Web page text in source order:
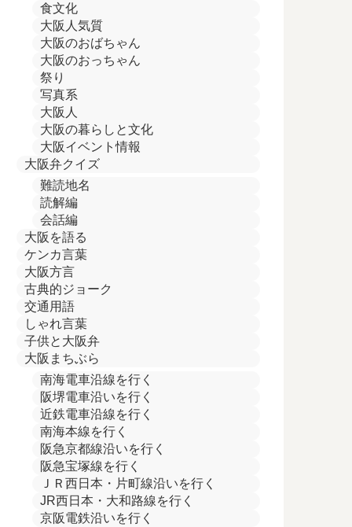
食文化
大阪人気質
大阪のおばちゃん
大阪のおっちゃん
祭り
写真系
大阪人
大阪の暮らしと文化
大阪イベント情報
大阪弁クイズ
難読地名
読解編
会話編
大阪を語る
ケンカ言葉
大阪方言
古典的ジョーク
交通用語
しゃれ言葉
子供と大阪弁
大阪まちぶら
南海電車沿線を行く
阪堺電車沿いを行く
近鉄電車沿線を行く
南海本線を行く
阪急京都線沿いを行く
阪急宝塚線を行く
ＪＲ西日本・片町線沿いを行く
JR西日本・大和路線を行く
京阪電鉄沿いを行く